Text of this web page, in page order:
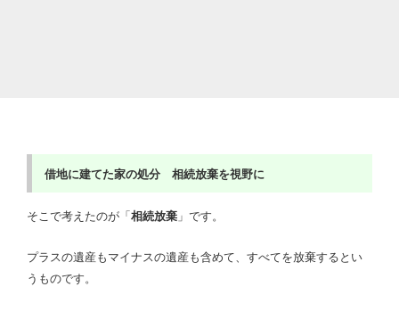
借地に建てた家の処分 相続放棄を視野に
そこで考えたのが「相続放棄 」です。
プラスの遺産もマイナスの遺産も含めて、すべてを放棄するとい
うものです。